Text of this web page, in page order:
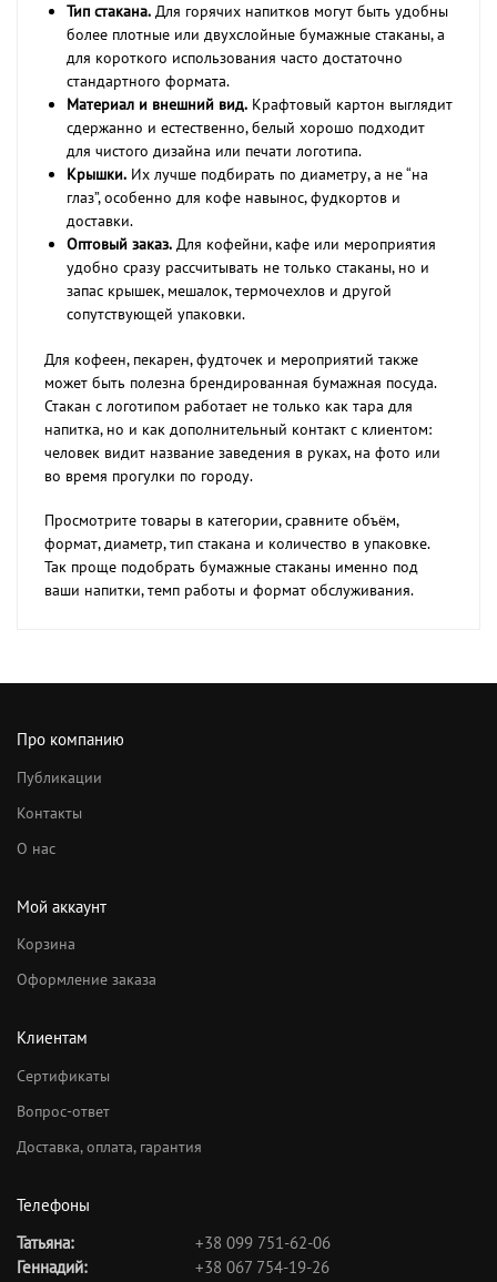
Тип стакана. Для горячих напитков могут быть удобны
более плотные или двухслойные бумажные стаканы, а
для короткого использования часто достаточно
стандартного формата.
Материал и внешний вид. Крафтовый картон выглядит
сдержанно и естественно, белый хорошо подходит
для чистого дизайна или печати логотипа.
Крышки. Их лучше подбирать по диаметру, а не “на
глаз”, особенно для кофе навынос, фудкортов и
доставки.
Оптовый заказ. Для кофейни, кафе или мероприятия
удобно сразу рассчитывать не только стаканы, но и
запас крышек, мешалок, термочехлов и другой
сопутствующей упаковки.
Для кофеен, пекарен, фудточек и мероприятий также
может быть полезна брендированная бумажная посуда.
Стакан с логотипом работает не только как тара для
напитка, но и как дополнительный контакт с клиентом:
человек видит название заведения в руках, на фото или
во время прогулки по городу.
Просмотрите товары в категории, сравните объём,
формат, диаметр, тип стакана и количество в упаковке.
Так проще подобрать бумажные стаканы именно под
ваши напитки, темп работы и формат обслуживания.
Про компанию
Публикации
Контакты
О нас
Мой аккаунт
Корзина
Оформление заказа
Клиентам
Сертификаты
Вопрос-ответ
Доставка, оплата, гарантия
Телефоны
Татьяна:
+38 099 751-62-06
Геннадий:
+38 067 754-19-26